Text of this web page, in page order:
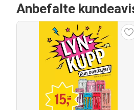
Anbefalte